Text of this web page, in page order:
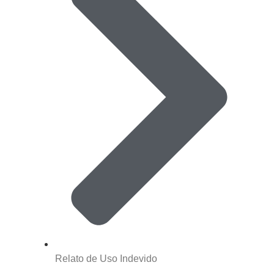
Relato de Uso Indevido